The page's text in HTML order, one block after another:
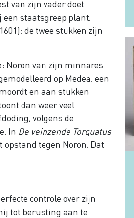
van zijn vader doet
staatsgreep plant.
de twee stukken zijn
Noron van zijn minnares
op Medea, een
en aan stukken
dan weer veel
volgens de
In De veinzende Torquatus
tegen Noron. Dat
controle over zijn
tot berusting aan te